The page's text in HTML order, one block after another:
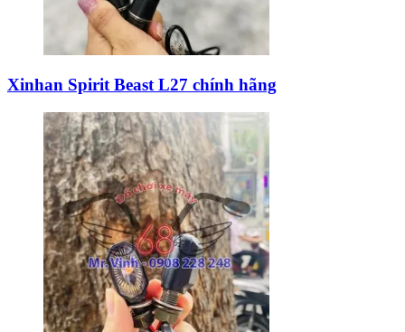
Xinhan Spirit Beast L27 chính hãng